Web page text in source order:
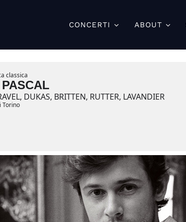
CONCERTI ABOUT
classica
DUKAS, BRITTEN, RUTTER, LAVANDIER
Torino